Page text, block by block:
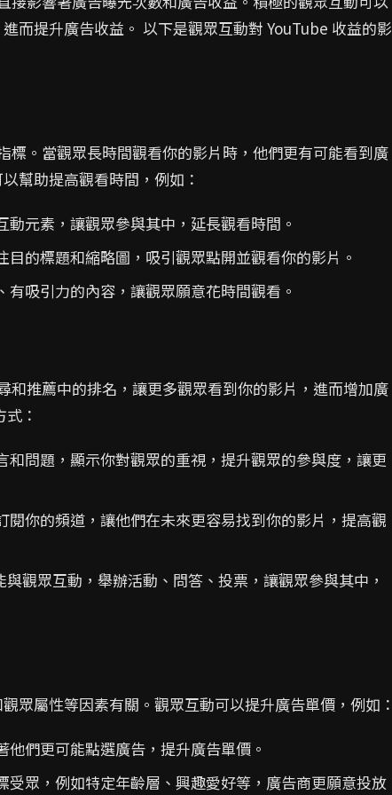
而提升廣告收益。 以下是觀眾互動對 YouTube 收益的影
標。當觀眾長時間觀看你的影片時，他們更有可能看到廣
幫助提高觀看時間，例如：
動元素，讓觀眾參與其中，延長觀看時間。
目的標題和縮略圖，吸引觀眾點開並觀看你的影片。
有吸引力的內容，讓觀眾願意花時間觀看。
和推薦中的排名，讓更多觀眾看到你的影片，進而增加廣
：
和問題，顯示你對觀眾的重視，提升觀眾的參與度，讓更
閱你的頻道，讓他們在未來更容易找到你的影片，提高觀
與觀眾互動，舉辦活動、問答、投票，讓觀眾參與其中，
眾屬性等因素有關。觀眾互動可以提升廣告單價，例如：
他們更可能點選廣告，提升廣告單價。
受眾，例如特定年齡層、興趣愛好等，廣告商更願意投放